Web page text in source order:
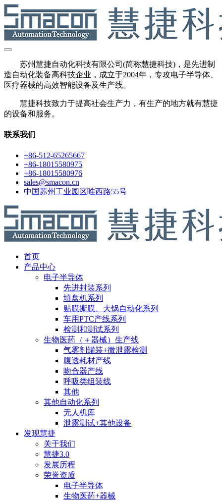
苏州慧捷自动化科技有限公司(简称慧捷科技)，是先进制
造自动化装备高科技企业，成立于2004年，专攻电子半导体、
医疗器械的高效智能设备及生产线。
慧捷科技致力于提高社会生产力，有生产的地方就有慧捷
的设备和服务。
联系我们
+86-512-65265667
+86-18015580975
+86-18015580976
sales@smacon.cn
中国苏州工业园区唯西路55号
首页
产品中心
电子半导体
先进封装系列
填盘机系列
贴膜撕膜、大锅自动化系列
车用PTC产线系列
检测和测试系列
生物医药（＋器械）生产线
气雾剂罐装+微泄露检测
腹透耗材产线
吻合器产线
呼吸类组装线
其他
其他自动化系列
无人机库
泄露测试+其他设备
发现慧捷
关于我们
慧捷3.0
发展历程
荣誉资质
电子半导体
生物医药+器械